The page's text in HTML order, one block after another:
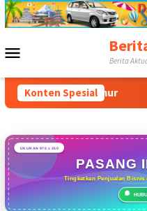
Loncat
ke
Berita
Konten Spesial
Timur Tabrak
UKURAN 970 x 250
PASANG
Tingkatkan Penjualan Bisnis